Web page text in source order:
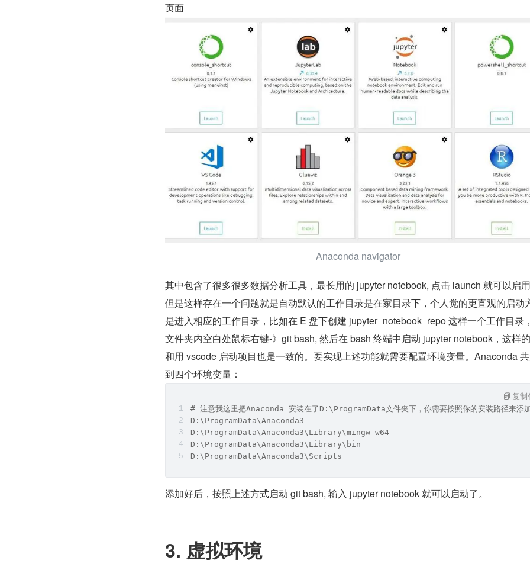
页面
Anaconda navigator
其中包含了很多很多数据分析工具，最长用的 jupyter notebook, 点击 launch 就可以启用
但是这样存在一个问题就是自动默认的工作目录是在家目录下，个人觉的更直观的启动
是进入相应的工作目录，比如在 E 盘下创建 jupyter_notebook_repo 这样一个工作目录
文件夹内空白处鼠标右键-》git bash, 然后在 bash 终端中启动 jupyter notebook，这样
和用 vscode 启动项目也是一致的。要实现上述功能就需要配置环境变量。Anaconda
到四个环境变量：
# 注意我这里把Anaconda 安装在了D:\ProgramData文件夹下，你需要按照你的安装路径来添
D:\ProgramData\Anaconda3
D:\ProgramData\Anaconda3\Library\mingw-w64
D:\ProgramData\Anaconda3\Library\bin
D:\ProgramData\Anaconda3\Scripts
复制
添加好后，按照上述方式启动 git bash, 输入 jupyter notebook 就可以启动了。
3. 虚拟环境